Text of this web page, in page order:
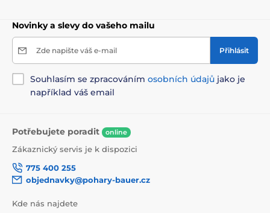
Novinky a slevy do vašeho mailu
Zde napište váš e-mail Přihlásit
Souhlasím se zpracováním osobních údajů jako je
například váš email
Potřebujete poradit online
Zákaznický servis je k dispozici
775 400 255
objednavky@pohary-bauer.cz
Kde nás najdete